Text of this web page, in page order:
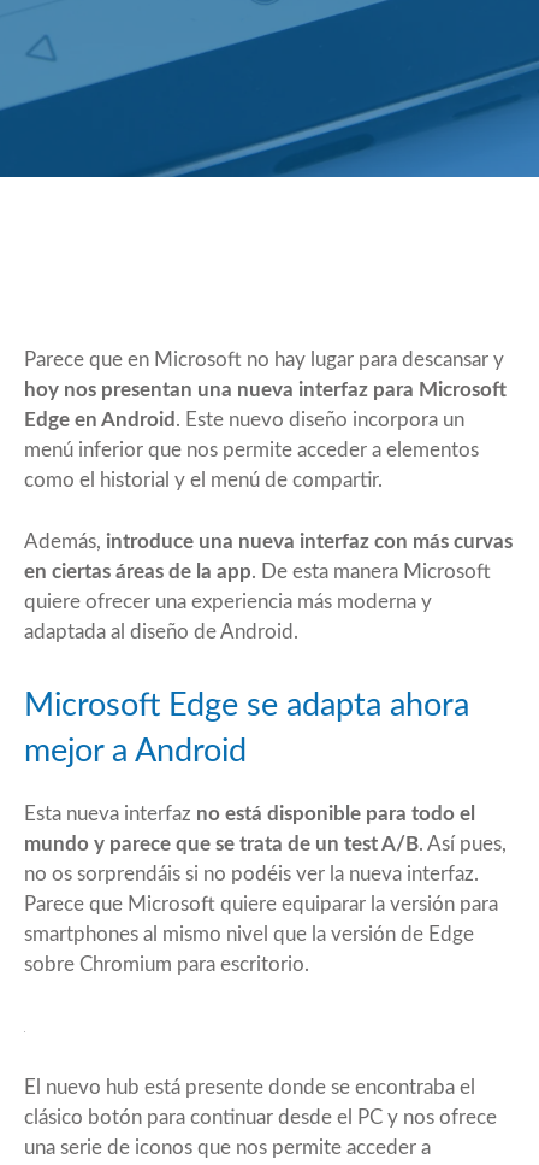
Parece que en Microsoft no hay lugar para descansar y
hoy nos presentan una nueva interfaz para Microsoft
Edge en Android . Este nuevo diseño incorpora un
menú inferior que nos permite acceder a elementos
como el historial y el menú de compartir.
Además, introduce una nueva interfaz con más curvas
en ciertas áreas de la app. De esta manera Microsoft
quiere ofrecer una experiencia más moderna y
adaptada al diseño de Android.
Microsoft Edge se adapta ahora
mejor a Android
Esta nueva interfaz no está disponible para todo el
mundo y parece que se trata de un test A/B. Así pues,
no os sorprendáis si no podéis ver la nueva interfaz.
Parece que Microsoft quiere equiparar la versión para
smartphones al mismo nivel que la versión de Edge
sobre Chromium para escritorio.
El nuevo hub está presente donde se encontraba el
clásico botón para continuar desde el PC y nos ofrece
una serie de iconos que nos permite acceder a